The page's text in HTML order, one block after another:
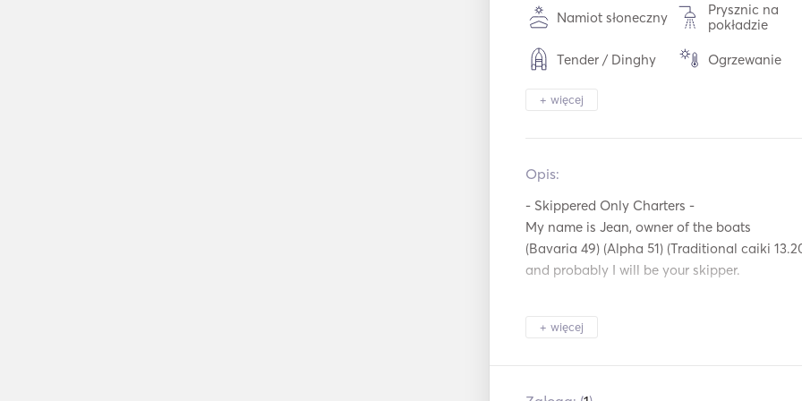
Namiot słoneczny
Prysznic na
pokładzie
Tender / Dinghy Ogrzewanie
Światło latarki
Połączenie USB Mp3 / Radio /
Sprzęt do
snorkelingu
Autopilot
elektryczna
+ więcej
Opis:
- Skippered Only Charters -
My name is Jean, owner of the boats
(Bavaria 49) (Alpha 51) (Traditional caiki
and probably I will be your skipper.
incredible stability to the boat, with a teak
+ więcej